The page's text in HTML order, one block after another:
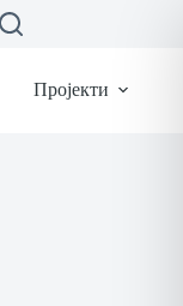
Пројекти